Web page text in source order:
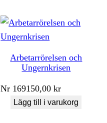
Arbetarrörelsen och
Ungernkrisen
Nr 169150,00kr
Lägg till i varukorg